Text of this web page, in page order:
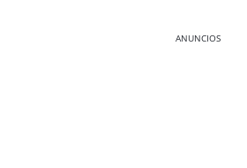
ANUNCIOS